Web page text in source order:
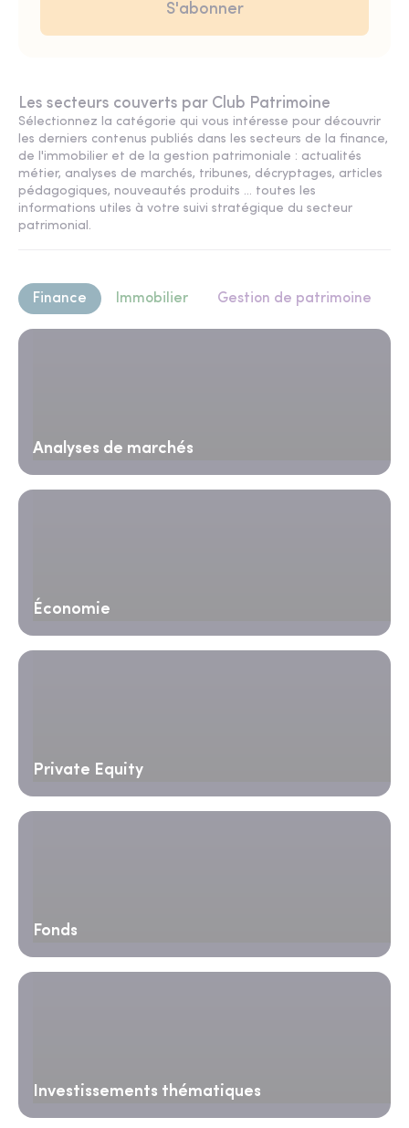
Les secteurs couverts par Club Patrimoine
Sélectionnez la catégorie qui vous intéresse pour découvrir
les derniers contenus publiés dans les secteurs de la finance,
de l'immobilier et de la gestion patrimoniale : actualités
métier, analyses de marchés, tribunes, décryptages, articles
pédagogiques, nouveautés produits ... toutes les
informations utiles à votre suivi stratégique du secteur
patrimonial.
Finance Immobilier Gestion de patrimoine
Analyses de marchés
Économie
Private Equity
Fonds
Investissements thématiques